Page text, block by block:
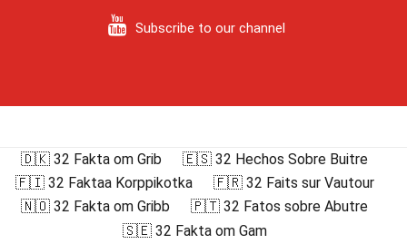
Subscribe to our channel
🇩🇰 32 Fakta om Grib
🇪🇸 32 Hechos Sobre Buitre
🇫🇮 32 Faktaa Korppikotka
🇫🇷 32 Faits sur Vautour
🇳🇴 32 Fakta om Gribb
🇵🇹 32 Fatos sobre Abutre
🇸🇪 32 Fakta om Gam